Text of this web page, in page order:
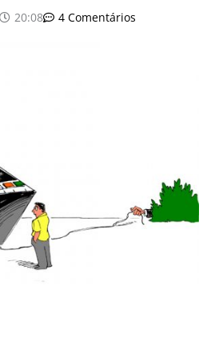
20:08 4 Comentários